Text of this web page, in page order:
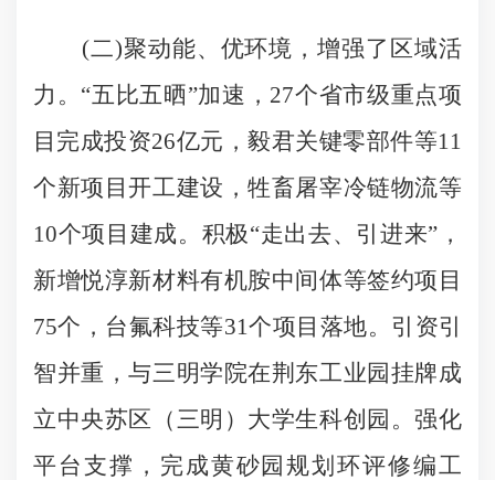
(二)聚动能、优环境，增强了区域活
力。“五比五晒”加速，27个省市级重点项
目完成投资26亿元，毅君关键零部件等11
个新项目开工建设，牲畜屠宰冷链物流等
10个项目建成。积极“走出去、引进来”，
新增悦淳新材料有机胺中间体等签约项目
75个，台氟科技等31个项目落地。引资引
智并重，与三明学院在荆东工业园挂牌成
立中央苏区（三明）大学生科创园。强化
平台支撑，完成黄砂园规划环评修编工